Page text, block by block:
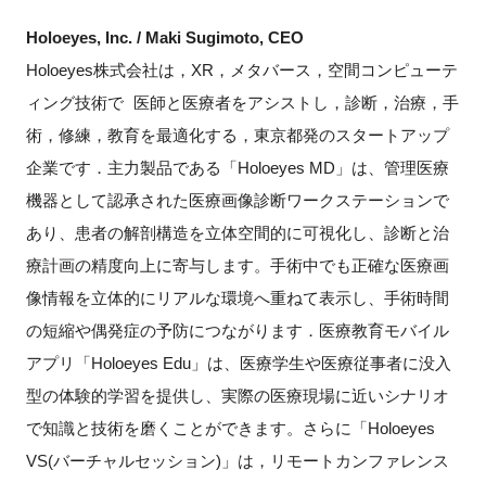
Holoeyes, Inc. / Maki Sugimoto, CEO
Holoeyes株式会社は，XR，メタバース，空間コンピューテ
ィング技術で 医師と医療者をアシストし，診断，治療，手
術，修練，教育を最適化する，東京都発のスタートアップ
企業です．主力製品である「Holoeyes MD」は、管理医療
機器として認承された医療画像診断ワークステーションで
あり、患者の解剖構造を立体空間的に可視化し、診断と治
療計画の精度向上に寄与します。手術中でも正確な医療画
像情報を立体的にリアルな環境へ重ねて表示し、手術時間
の短縮や偶発症の予防につながります．医療教育モバイル
アプリ「Holoeyes Edu」は、医療学生や医療従事者に没入
型の体験的学習を提供し、実際の医療現場に近いシナリオ
で知識と技術を磨くことができます。さらに「Holoeyes
VS(バーチャルセッション)」は，リモートカンファレンス